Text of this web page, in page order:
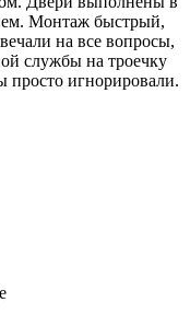
Монтаж быстрый,
на все вопросы,
службы на троечку
просто игнорировали.